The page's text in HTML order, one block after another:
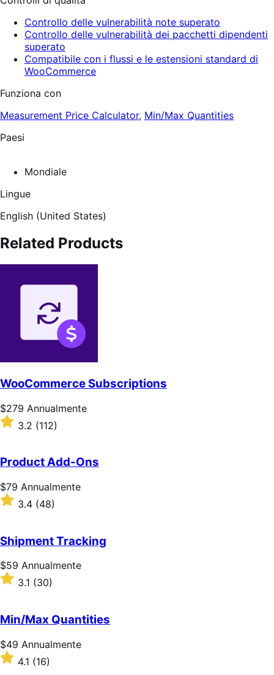
Controllo delle vulnerabilità note superato
Controllo delle vulnerabilità dei pacchetti dipendenti
superato
Compatibile con i flussi e le estensioni standard di
WooCommerce
Funziona con
Measurement Price Calculator, Min/Max Quantities
Paesi
Mondiale
Lingue
English (United States)
Related Products
WooCommerce Subscriptions
Prezzo
$279
Annualmente
$279 Annualmente
Valutato
3.2
5
stelle
3.2 (112)
Product Add-Ons
Prezzo
$79
Annualmente
$79 Annualmente
Valutato
3.4
5
stelle
3.4 (48)
Shipment Tracking
Prezzo
$59
Annualmente
$59 Annualmente
Valutato
5
stelle
3.1 (30)
Min/Max Quantities
Prezzo
$49
Annualmente
$49 Annualmente
Valutato
4.1
4.1 (16)